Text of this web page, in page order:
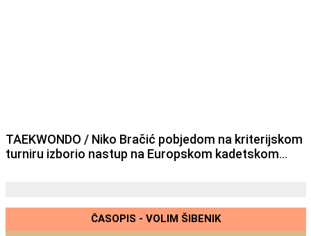
TAEKWONDO / Niko Bračić pobjedom na kriterijskom
turniru izborio nastup na Europskom kadetskom
ČASOPIS - VOLIM ŠIBENIK